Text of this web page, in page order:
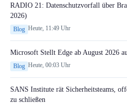
RADIO 21: Datenschutzvorfall über
2026)
Blog Heute, 11:49 Uhr
Microsoft Stellt Edge ab August 2026
Blog Heute, 00:03 Uhr
SANS Institute rät Sicherheitsteams,
zu schließen